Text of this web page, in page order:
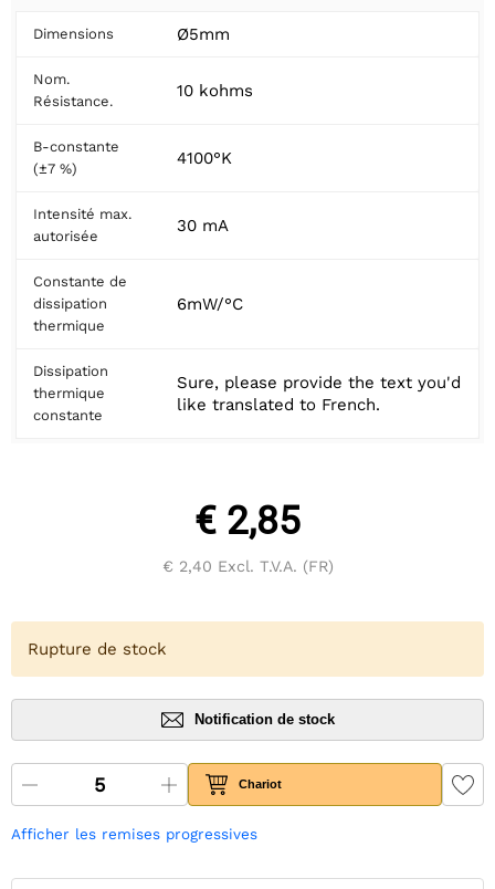
Dimensions Ø5mm
Nom.
Résistance.
10 kohms
B-constante
(±7 %)
4100°K
Intensité max.
autorisée
30 mA
Constante de
dissipation
thermique
6mW/°C
Dissipation
thermique
constante
Sure, please provide the text you'd
like translated to French.
€ 2,85
€ 2,40 Excl. T.V.A. (FR)
Rupture de stock
Notification de stock
Chariot
Afficher les remises progressives